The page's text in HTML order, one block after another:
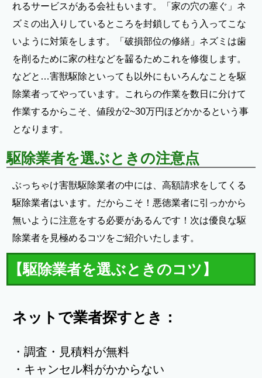
れるサービスがある会社もいます。「家の穴の塞ぐ」ネ
ズミの出入りしているところを封鎖してもう入ってこな
いように対策をします。「破損部位の修繕」ネズミは歯
を削るために家の柱などを齧るためこれを修復します。
などと…害獣駆除といっても以外にもいろんなことを駆
除業者ってやっています。これらの作業を数日に分けて
作業するからこそ、値段が2~30万円ほどかかるという事
となります。
駆除業者を選ぶときの注意点
ぶっちゃけ害獣駆除業者の中には、高額請求をしてくる
駆除業者はいます。だからこそ！悪徳業者に引っかから
無いように注意をする必要があるんです！次は優良な駆
除業者を見極めるコツをご紹介いたします。
【駆除業者を選ぶときのコツ】
ネットで業者探すとき：
・調査・見積料が無料
・キャンセル料がかからない